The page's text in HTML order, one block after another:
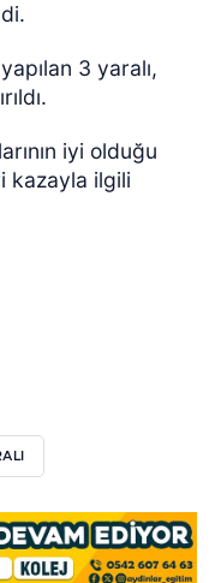
3 yaralı,
iyi olduğu
kazayla ilgili